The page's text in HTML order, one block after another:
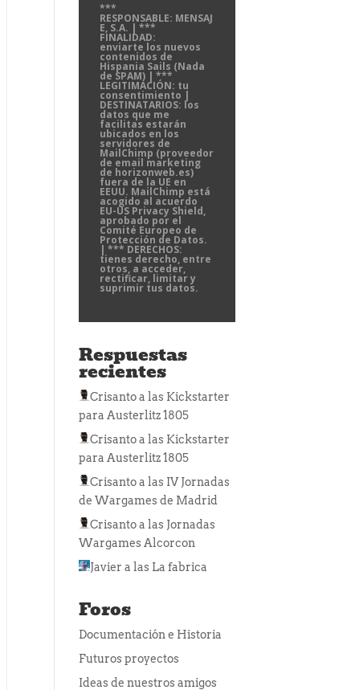
***
RESPONSABLE: MENSAJ
E, S.A. | ***
FINALIDAD:
enviarte los nuevos
contenidos de
Hispania Sails (Nada
de SPAM) | ***
LEGITIMACIÓN: tu
consentimiento |
DESTINATARIOS: los
datos que me
facilitas estarán
ubicados en los
servidores de
MailChimp (proveedor
de email marketing
de horizonweb.es)
fuera de la UE en
EEUU. MailChimp está
acogido al acuerdo
EU-US Privacy Shield,
aprobado por el
Comité Europeo de
Protección de Datos.
| *** DERECHOS:
tienes derecho, entre
otros, a acceder,
rectificar, limitar y
suprimir tus datos.
Respuestas
recientes
Crisantoa las Kickstarter
para Austerlitz 1805
Crisantoa las Kickstarter
para Austerlitz 1805
Crisantoa las IV Jornadas
de Wargames de Madrid
Crisantoa las Jornadas
Wargames Alcorcon
Javier a las La fabrica
Foros
Documentación e Historia
Futuros proyectos
Ideas de nuestros amigos